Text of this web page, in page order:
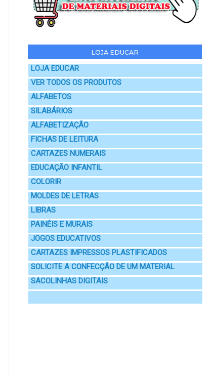
LOJA EDUCAR
LOJA EDUCAR
VER TODOS OS PRODUTOS
ALFABETOS
SILABÁRIOS
ALFABETIZAÇÃO
FICHAS DE LEITURA
CARTAZES NUMERAIS
EDUCAÇÃO INFANTIL
COLORIR
MOLDES DE LETRAS
LIBRAS
PAINÉIS E MURAIS
JOGOS EDUCATIVOS
CARTAZES IMPRESSOS PLASTIFICADOS
SOLICITE A CONFECÇÃO DE UM MATERIAL
SACOLINHAS DIGITAIS